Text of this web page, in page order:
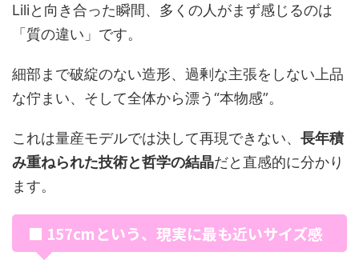
Liliと向き合った瞬間、多くの人がまず感じるのは
「質の違い」です。
細部まで破綻のない造形、過剰な主張をしない上品
な佇まい、そして全体から漂う“本物感”。
これは量産モデルでは決して再現できない、 長年積
み重ねられた技術と哲学の結晶だと直感的に分かり
ます。
■ 157cmという、現実に最も近いサイズ感